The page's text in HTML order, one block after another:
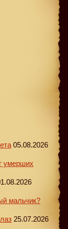
05.08.2026
умерших
мальчик?
25.07.2026